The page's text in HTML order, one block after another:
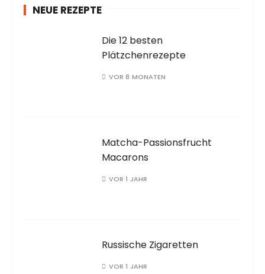
NEUE REZEPTE
Die 12 besten
Plätzchenrezepte
VOR 8 MONATEN
Matcha-Passionsfrucht
Macarons
VOR 1 JAHR
Russische Zigaretten
VOR 1 JAHR